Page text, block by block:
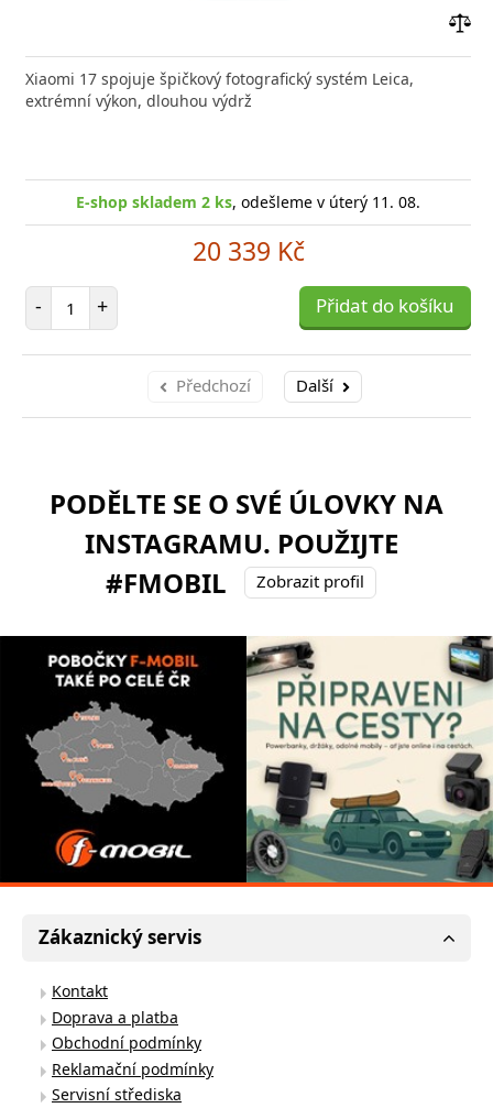
Xiaomi 17 spojuje špičkový fotografický systém Leica,
extrémní výkon, dlouhou výdrž
E-shop skladem 2 ks, odešleme v úterý 11. 08.
20 339 Kč
- Počet položek
+ Přidat do košíku
Předchozí Další
PODĚLTE SE O SVÉ ÚLOVKY NA
INSTAGRAMU. POUŽIJTE
#FMOBIL
Zobrazit profil
Zákaznický servis
Kontakt
Doprava a platba
Obchodní podmínky
Reklamační podmínky
Servisní střediska